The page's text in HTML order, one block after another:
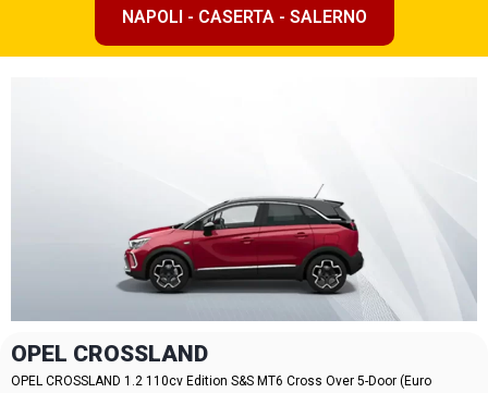
NAPOLI - CASERTA - SALERNO
OPEL CROSSLAND
OPEL CROSSLAND 1.2 110cv Edition S&S MT6 Cross Over 5-Door (Euro